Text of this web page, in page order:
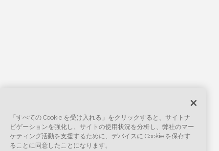
「すべての Cookie を受け入れる」をクリックすると、サイトナ
ビゲーションを強化し、サイトの使用状況を分析し、弊社のマー
ケティング活動を支援するために、デバイスに Cookie を保存す
ることに同意したことになります。